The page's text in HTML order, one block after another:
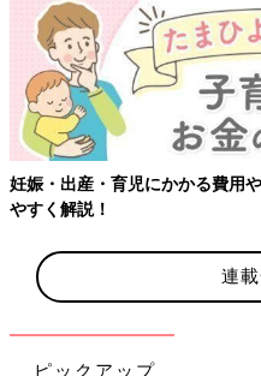
【ワクチン接種できるもの
連
ピックアップ